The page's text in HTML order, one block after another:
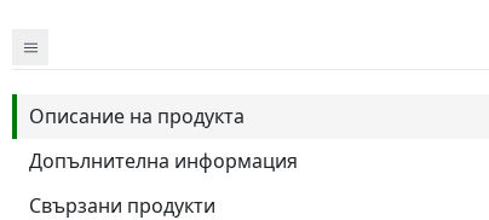
Описание на продукта
Допълнителна информация
Свързани продукти